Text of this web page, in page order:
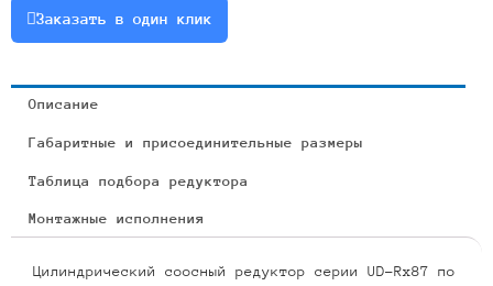
UD-
Rx87
Заказать в один клик
Описание
Габаритные и присоединительные размеры
Таблица подбора редуктора
Монтажные исполнения
Цилиндрический соосный редуктор серии UD-Rx87 по